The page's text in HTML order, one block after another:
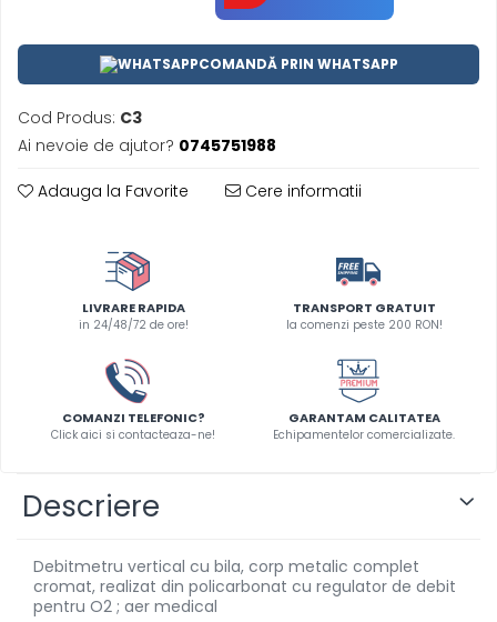
COMANDĂ PRIN WHATSAPP
Cod Produs: C3
Ai nevoie de ajutor? 0745751988
Adauga la Favorite Cere informatii
LIVRARE RAPIDA
in 24/48/72 de ore!
TRANSPORT GRATUIT
la comenzi peste 200 RON!
COMANZI TELEFONIC?
Click aici si contacteaza-ne!
GARANTAM CALITATEA
Echipamentelor comercializate.
Descriere
Debitmetru vertical cu bila, corp metalic complet
cromat, realizat din policarbonat cu regulator de debit
pentru O2 ; aer medical